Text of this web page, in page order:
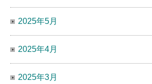
2025年5月
2025年4月
2025年3月